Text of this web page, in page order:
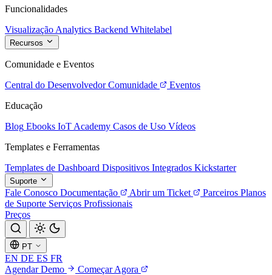
Funcionalidades
Visualização Analytics Backend Whitelabel
Recursos
Comunidade e Eventos
Central do Desenvolvedor Comunidade
Eventos
Educação
Blog Ebooks IoT Academy Casos de Uso Vídeos
Templates e Ferramentas
Templates de Dashboard Dispositivos Integrados Kickstarter
Suporte
Fale Conosco Documentação Abrir um Ticket Parceiros Planos
de Suporte Serviços Profissionais
Preços
PT
EN DE ES FR
Agendar Demo
Começar Agora